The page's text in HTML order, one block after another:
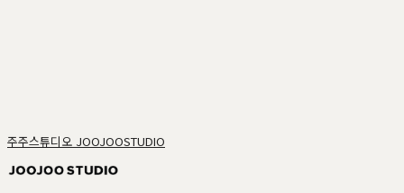
주주스튜디오 JOOJOOSTUDIO